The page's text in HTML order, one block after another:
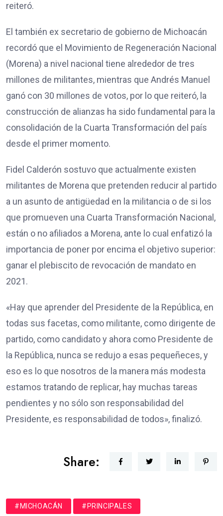
reiteró.
El también ex secretario de gobierno de Michoacán
recordó que el Movimiento de Regeneración Nacional
(Morena) a nivel nacional tiene alrededor de tres
millones de militantes, mientras que Andrés Manuel
ganó con 30 millones de votos, por lo que reiteró, la
construcción de alianzas ha sido fundamental para la
consolidación de la Cuarta Transformación del país
desde el primer momento.
Fidel Calderón sostuvo que actualmente existen
militantes de Morena que pretenden reducir al partido
a un asunto de antigüedad en la militancia o de si los
que promueven una Cuarta Transformación Nacional,
están o no afiliados a Morena, ante lo cual enfatizó la
importancia de poner por encima el objetivo superior:
ganar el plebiscito de revocación de mandato en
2021.
«Hay que aprender del Presidente de la República, en
todas sus facetas, como militante, como dirigente de
partido, como candidato y ahora como Presidente de
la República, nunca se redujo a esas pequeñeces, y
eso es lo que nosotros de la manera más modesta
estamos tratando de replicar, hay muchas tareas
pendientes y no sólo son responsabilidad del
Presidente, es responsabilidad de todos», finalizó.
Share:
#MICHOACÁN #PRINCIPALES